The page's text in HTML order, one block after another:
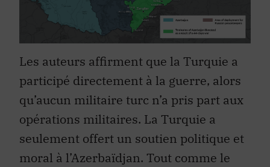
Les auteurs affirment que la Turquie a
participé directement à la guerre, alors
qu’aucun militaire turc n’a pris part aux
opérations militaires. La Turquie a
seulement offert un soutien politique et
moral à l’Azerbaïdjan. Tout comme le